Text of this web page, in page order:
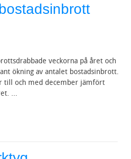
veckorna på året och
ökning av antalet bostadsinbrott.
till och med december jämfört
...